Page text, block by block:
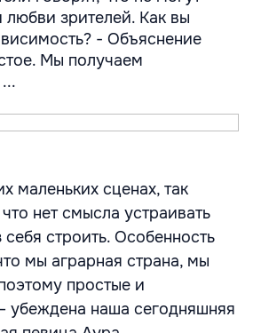
любви зрителей. Как вы
- Объяснение
Мы получаем
маленьких сценах, так
нет смысла устраивать
себя строить. Особенность
мы аграрная страна, мы
простые и
убеждена наша сегодняшняя